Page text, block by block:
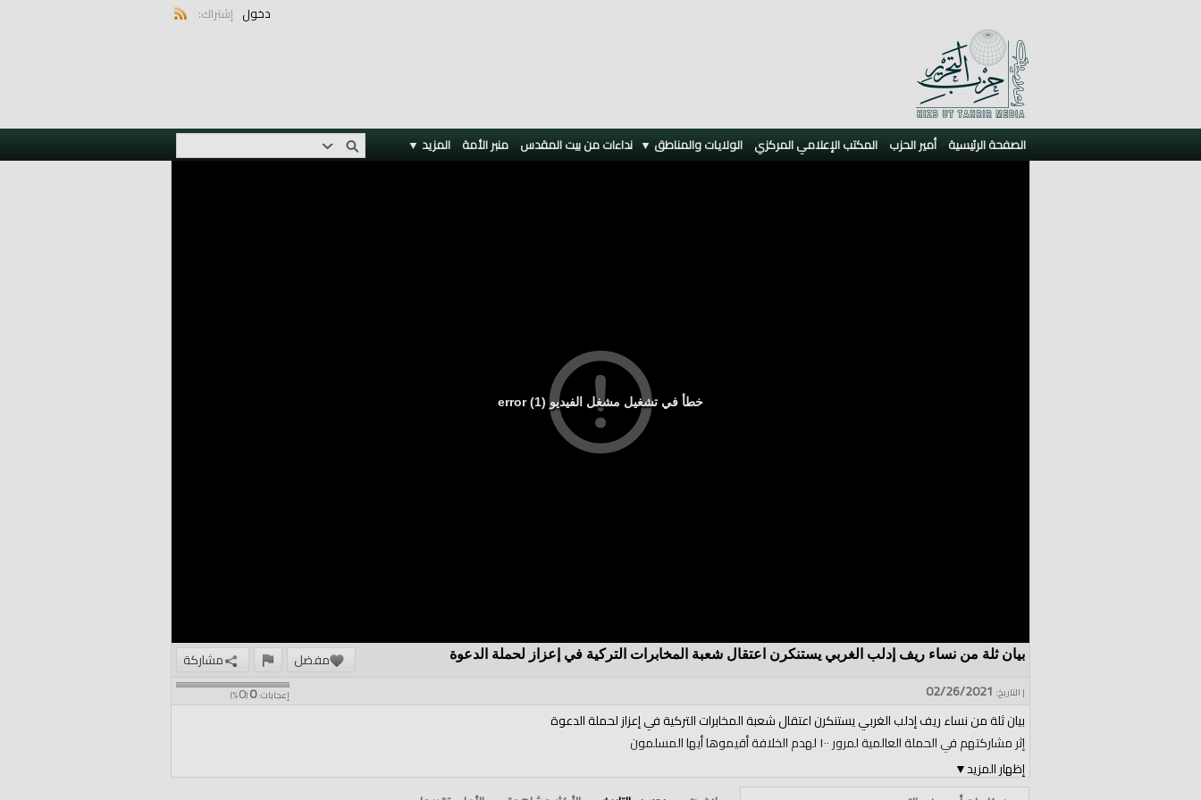
دخول إشتراك:
الصفحة الرئيسية أمير الحزب المكتب الإعلامي المركزي الولايات والمناطق ▼ نداءات من بيت المقدس منبر الأمة المزيد ▼
خطأ في تشغيل مشغل الفيديو (1) error
مفضل مشاركة بيان ثلة من نساء ريف إدلب الغربي يستنكرن اعتقال شعبة المخابرات التركية في إعزاز لحملة الدعوة
إعجابات:0
(
0
%) | التاريخ: 02/26/2021
إظهار المزيد▼
بيان ثلة من نساء ريف إدلب الغربي يستنكرن اعتقال شعبة المخابرات التركية في إعزاز لحملة الدعوة
إثر مشاركتهم في الحملة العالمية لمرور ١٠٠ لهدم الخلافة أقيموها أيها المسلمون